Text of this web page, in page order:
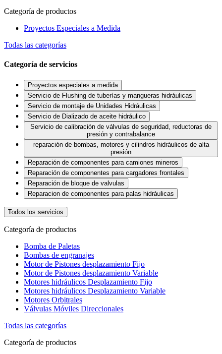
Categoría de productos
Proyectos Especiales a Medida
Todas las categorías
Categoría de servicios
Proyectos especiales a medida
Servicio de Flushing de tuberías y mangueras hidráulicas
Servicio de montaje de Unidades Hidráulicas
Servicio de Dializado de aceite hidráulico
Servicio de calibración de válvulas de seguridad, reductoras de
presión y contrabalance
reparación de bombas, motores y cilindros hidráulicos de alta
presión
Reparación de componentes para camiones mineros
Reparación de componentes para cargadores frontales
Reparación de bloque de valvulas
Reparacion de componentes para palas hidráulicas
Todos los servicios
Categoría de productos
Bomba de Paletas
Bombas de engranajes
Motor de Pistones desplazamiento Fijo
Motor de Pistones desplazamiento Variable
Motores hidráulicos Desplazamiento Fijo
Motores hidráulicos Desplazamiento Variable
Motores Orbitrales
Válvulas Móviles Direccionales
Todas las categorías
Categoría de productos